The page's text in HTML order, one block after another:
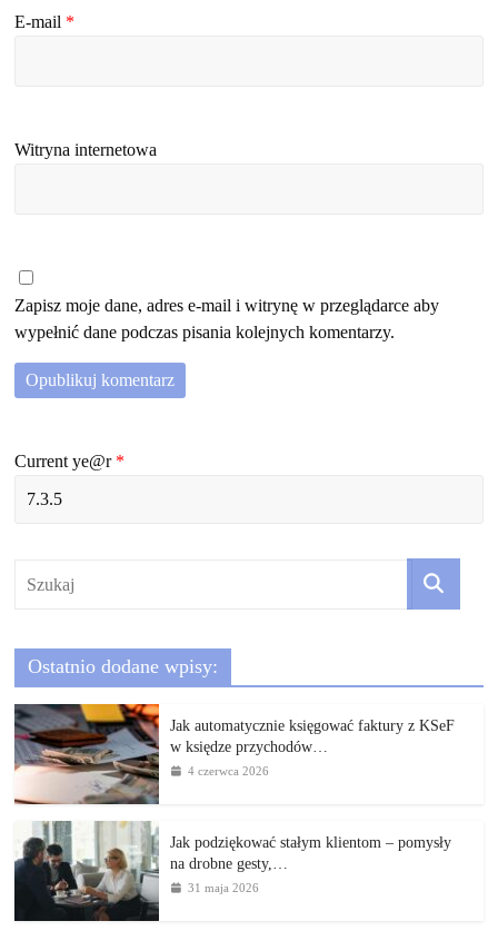
E-mail *
Witryna internetowa
Zapisz moje dane, adres e-mail i witrynę w przeglądarce aby
wypełnić dane podczas pisania kolejnych komentarzy.
Current ye@r *
Ostatnio dodane wpisy:
Jak automatycznie księgować faktury z KSeF
w księdze przychodów…
4 czerwca 2026
Jak podziękować stałym klientom – pomysły
na drobne gesty,…
31 maja 2026